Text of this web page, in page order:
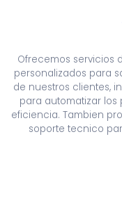
Ofrecemos servicios
personalizados para
de nuestros clientes,
para automatizar los
eficiencia. Tambien
soporte tecnico